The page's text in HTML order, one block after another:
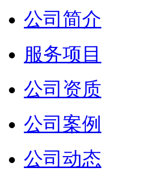
公司简介
服务项目
公司资质
公司案例
公司动态